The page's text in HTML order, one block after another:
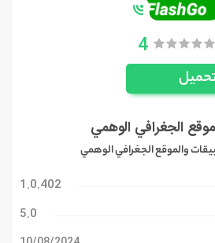
4
الجغرافي الوهمي
والموقع الجغرافي الوهمي
1.0.402
5.0